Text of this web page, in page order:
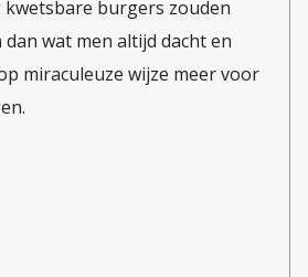
euro gezet
zou misschien
kwetsbare burgers zouden
wat men altijd dacht en
miraculeuze wijze meer voor